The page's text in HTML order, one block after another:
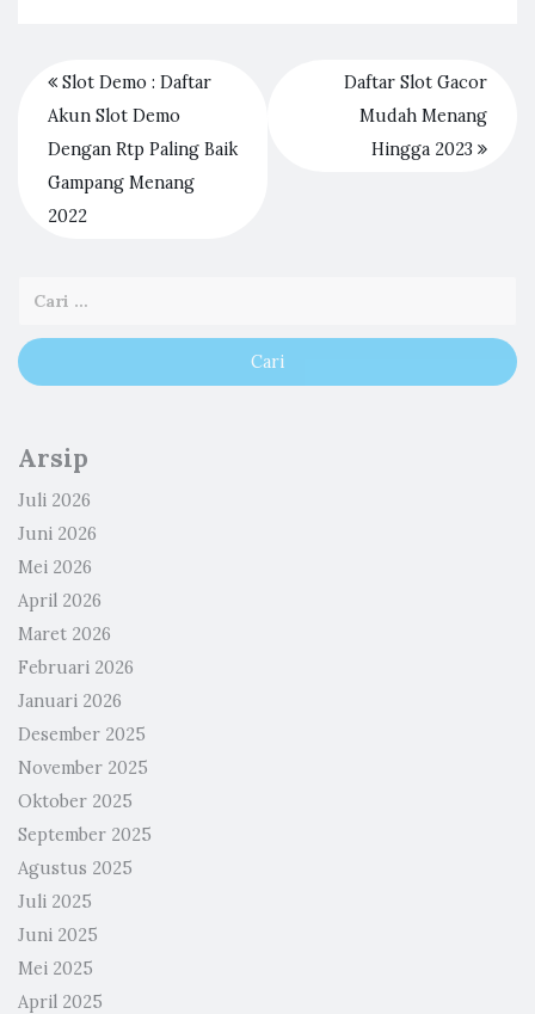
Slot Demo : Daftar
Akun Slot Demo
Dengan Rtp Paling Baik
Gampang Menang
2022
Daftar Slot Gacor
Mudah Menang
Hingga 2023
Arsip
Juli 2026
Juni 2026
Mei 2026
April 2026
Maret 2026
Februari 2026
Januari 2026
Desember 2025
November 2025
Oktober 2025
September 2025
Agustus 2025
Juli 2025
Juni 2025
Mei 2025
April 2025